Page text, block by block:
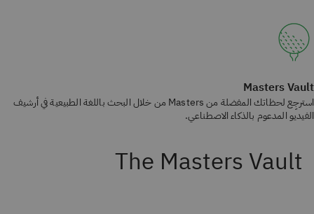
Masters Vault
استرجِع لحظاتك المفضلة من Masters من خلال البحث باللغة الطبيعية في أرشيف
الفيديو المدعوم بالذكاء الاصطناعي.
The Masters Vault